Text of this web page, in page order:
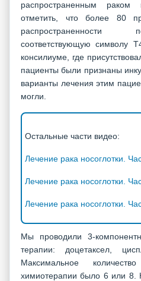
распространенным раком
отметить, что более 80
распространенности
соответствующую символу
консилиуме, где
пациенты были признаны
варианты лечения этим
могли.
Остальные части видео:
Лечение рака носоглотки.
Лечение рака носоглотки.
Лечение рака носоглотки.
Мы проводили 3-
терапии: доцетаксел,
Максимальное
химиотерапии было 6 или 8.